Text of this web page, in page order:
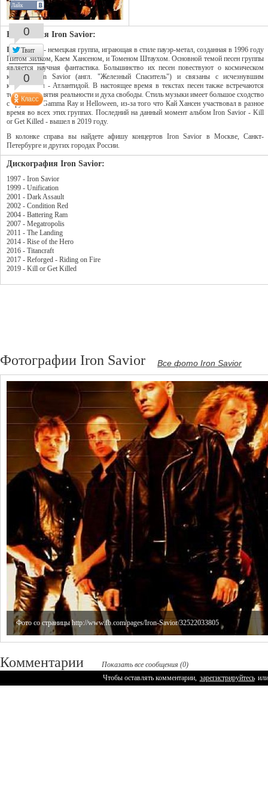
Биография Iron Savior:
Iron Savior
- немецкая группа, играющая в стиле пауэр-метал, созданная в 1996 году
Питом Зилком, Каем Хансеном, и Томеном Штаухом. Основной темой песен группы
является научная фантастика. Большинство их песен повествуют о космическом
корабле Iron Savior (англ. "Железный Спаситель") и связаны с исчезнувшим
континентом - Атлантидой. В настоящее время в текстах песен также встречаются
темы восприятия реальности и духа свободы. Стиль музыки имеет большое сходство
с группами Gamma Ray и Helloween, из-за того что Кай Хансен участвовал в разное
время во всех этих группах. Последний на данный момент альбом Iron Savior - Kill
or Get Killed - вышел в 2019 году.
В колонке справа вы найдете афишу концертов Iron Savior в Москве, Санкт-
Петербурге и других городах России.
Дискография Iron Savior:
1997 - Iron Savior
1999 - Unification
2001 - Dark Assault
2002 - Condition Red
2004 - Battering Ram
2007 - Megatropolis
2011 - The Landing
2014 - Rise of the Hero
2016 - Titancraft
2017 - Reforged - Riding on Fire
2019 - Kill or Get Killed
Фотографии Iron Savior Все фото Iron Savior
Фото со страницы http://www.fb.com/pages/Iron-Savior/32522033805
Комментарии
Показать все сообщения (0)
Чтобы оставлять комментарии, зарегистрируйтесь или
Лайк
0
Твит
0